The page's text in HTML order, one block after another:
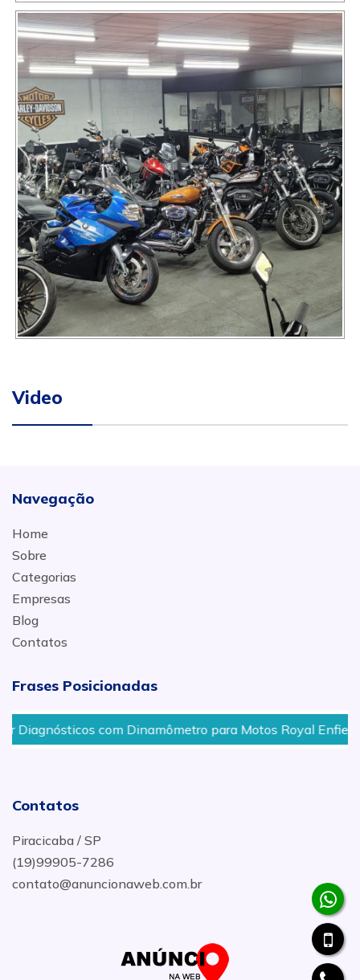
Video
Navegação
Home
Sobre
Categorias
Empresas
Blog
Contatos
Frases Posicionadas
com Dinamômetro para Motos Royal Enfield em Sorocaba
Contatos
Piracicaba / SP
(19)99905-7286
contato@anuncionaweb.com.br